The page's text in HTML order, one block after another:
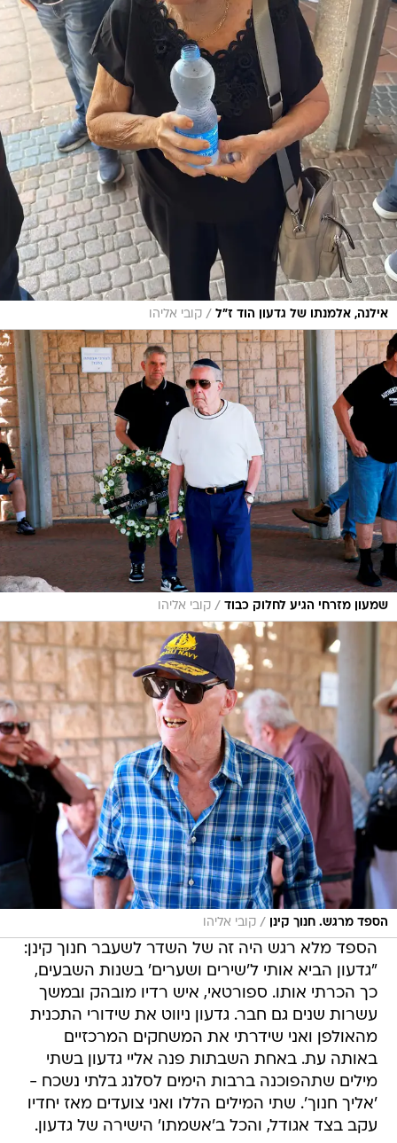
אילנה, אלמנתו של גדעון הוד ז"ל / קובי אליהו
שמעון מזרחי הגיע לחלוק כבוד / קובי אליהו
הספד מרגש. חנוך קינן / קובי אליהו
הספד מלא רגש היה זה של השדר לשעבר חנוך קינן:
"גדעון הביא אותי ל'שירים ושערים' בשנות השבעים,
כך הכרתי אותו. ספורטאי, איש רדיו מובהק ובמשך
עשרות שנים גם חבר. גדעון ניווט את שידורי התכנית
מהאולפן ואני שידרתי את המשחקים המרכזיים
באותה עת. באחת השבתות פנה אליי גדעון בשתי
מילים שתהפוכנה ברבות הימים לסלנג בלתי נשכח -
'אליך חנוך'. שתי המילים הללו ואני צועדים מאז יחדיו
עקב בצד אגודל, והכל ב'אשמתו' הישירה של גדעון.